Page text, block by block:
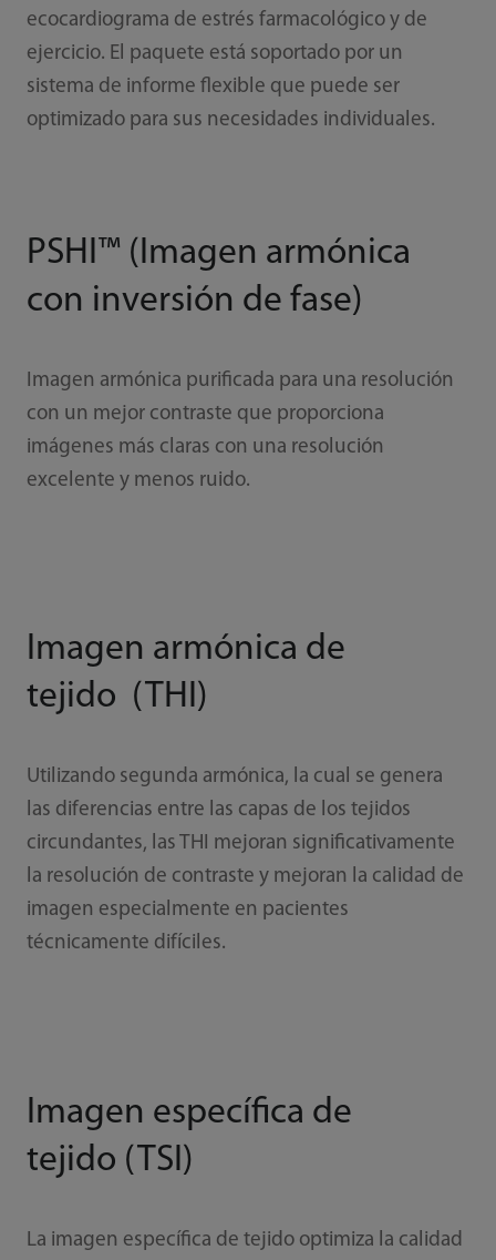
ecocardiograma de estrés farmacológico y de
ejercicio. El paquete está soportado por un
sistema de informe flexible que puede ser
optimizado para sus necesidades individuales.
PSHI™ (Imagen armónica
con inversión de fase)
Imagen armónica purificada para una resolución
con un mejor contraste que proporciona
imágenes más claras con una resolución
excelente y menos ruido.
Imagen armónica de
tejido (THI)
Utilizando segunda armónica, la cual se genera
las diferencias entre las capas de los tejidos
circundantes, las THI mejoran significativamente
la resolución de contraste y mejoran la calidad de
imagen especialmente en pacientes
técnicamente difíciles.
Imagen específica de
tejido (TSI)
La imagen específica de tejido optimiza la calidad